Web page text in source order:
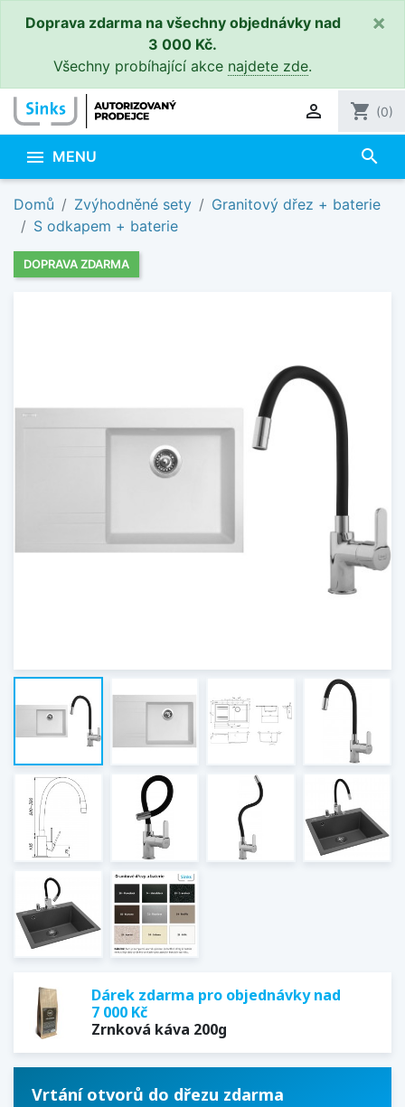
Doprava zdarma na všechny objednávky nad
3 000 Kč.
Všechny probíhající akce najdete zde.
×
 shopping_cart (0)
 MENU search
Domů Zvýhodněné sety
Granitový dřez + baterie
S odkapem + baterie
DOPRAVA ZDARMA
Dárek zdarma pro objednávky nad
7 000 Kč
Zrnková káva 200g
Vrtání otvorů do dřezu zdarma